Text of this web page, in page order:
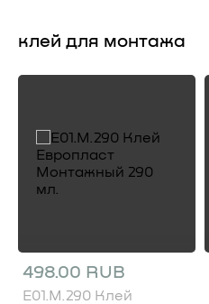
клей для монтажа
498.00 RUB
E01.M.290 Клей